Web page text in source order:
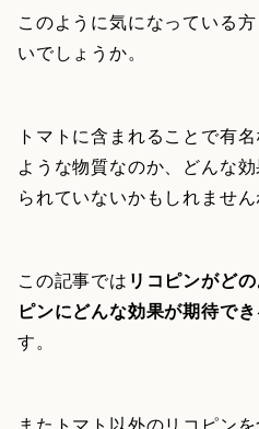
このように気になっている
いでしょうか。
トマトに含まれることで有
ような物質なのか、どんな
られていないかもしれません
この記事では リコピンがど
ピンにどんな効果が期待で
す。